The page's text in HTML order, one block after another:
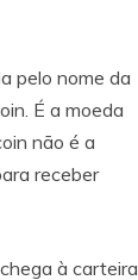
pelo nome da
É a moeda
não é a
receber
à carteira